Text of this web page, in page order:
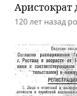
Аристократ
120 лет назад